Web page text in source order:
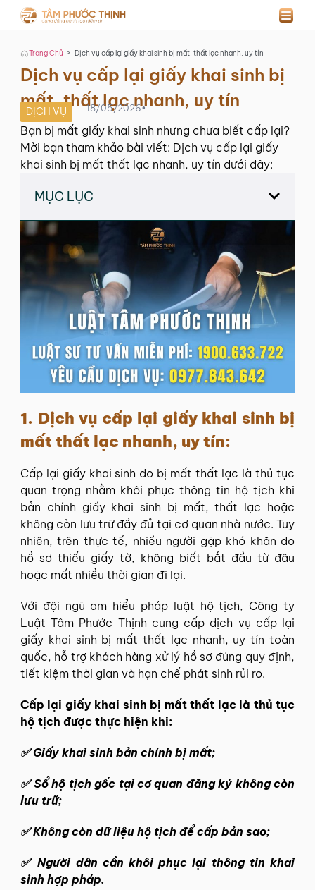
Trang Chủ > Dịch vụ cấp lại giấy khai sinh bị mất, thất lạc nhanh, uy tín
Dịch vụ cấp lại giấy khai sinh bị
mất, thất lạc nhanh, uy tín
DỊCH VỤ 18/05/2026•
Bạn bị mất giấy khai sinh nhưng chưa biết cấp lại?
Mời bạn tham khảo bài viết: Dịch vụ cấp lại giấy
khai sinh bị mất thất lạc nhanh, uy tín dưới đây:
MỤC LỤC
1. Dịch vụ cấp lại giấy khai sinh bị
mất thất lạc nhanh, uy tín:
Cấp lại giấy khai sinh do bị mất thất lạc là thủ tục
quan trọng nhằm khôi phục thông tin hộ tịch khi
bản chính giấy khai sinh bị mất, thất lạc hoặc
không còn lưu trữ đầy đủ tại cơ quan nhà nước. Tuy
nhiên, trên thực tế, nhiều người gặp khó khăn do
hồ sơ thiếu giấy tờ, không biết bắt đầu từ đâu
hoặc mất nhiều thời gian đi lại.
Với đội ngũ am hiểu pháp luật hộ tịch, Công ty
Luật Tâm Phước Thịnh cung cấp dịch vụ cấp lại
giấy khai sinh bị mất thất lạc nhanh, uy tín toàn
quốc, hỗ trợ khách hàng xử lý hồ sơ đúng quy định,
tiết kiệm thời gian và hạn chế phát sinh rủi ro.
Cấp lại giấy khai sinh bị mất thất lạc là thủ tục
hộ tịch được thực hiện khi:
✅Giấy khai sinh bản chính bị mất;
✅Sổ hộ tịch gốc tại cơ quan đăng ký không còn
lưu trữ;
✅Không còn dữ liệu hộ tịch để cấp bản sao;
✅Người dân cần khôi phục lại thông tin khai
sinh hợp pháp.